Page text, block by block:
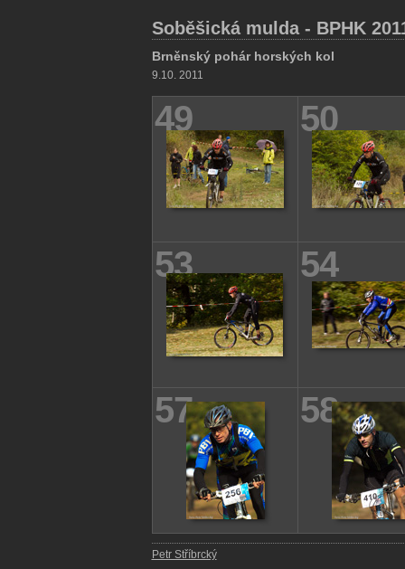
Soběšická mulda - BPHK
Brněnský pohár horských kol
9.10. 2011
49 50
53 54
57 58
Petr Stříbrcký